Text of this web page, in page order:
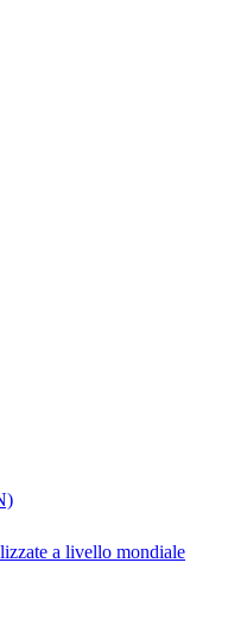
a livello mondiale